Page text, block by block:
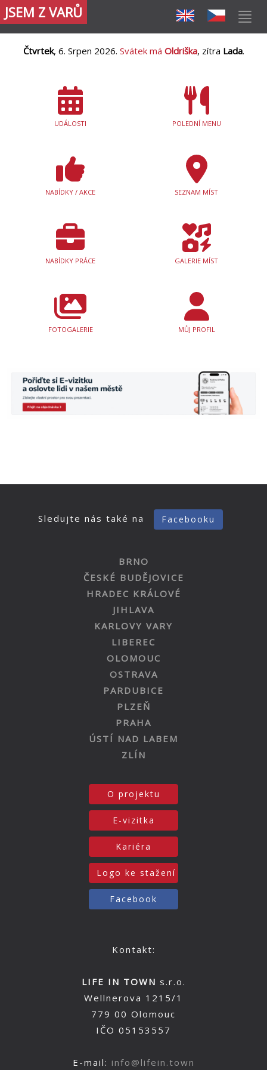
JSEM Z VARŮ
Čtvrtek, 6. Srpen 2026. Svátek má Oldriška, zítra Lada.
UDÁLOSTI POLEDNÍ MENU
NABÍDKY / AKCE SEZNAM MÍST
NABÍDKY PRÁCE GALERIE MÍST
FOTOGALERIE MŮJ PROFIL
Sledujte nás také na Facebooku
BRNO
ČESKÉ BUDĚJOVICE
HRADEC KRÁLOVÉ
JIHLAVA
KARLOVY VARY
LIBEREC
OLOMOUC
OSTRAVA
PARDUBICE
PLZEŇ
PRAHA
ÚSTÍ NAD LABEM
ZLÍN
O projektu
E-vizitka
Kariéra
Logo ke stažení
Facebook
Kontakt:
LIFE IN TOWN s.r.o.
Wellnerova 1215/1
779 00 Olomouc
IČO 05153557
E-mail: info@lifein.town